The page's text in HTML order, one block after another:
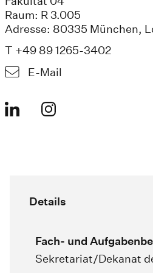
Raum: R 3.005
Adresse: 80335 München,
T +49 89 1265-3402
E-Mail
Details
Fach- und
Sekretariat/Dekanat